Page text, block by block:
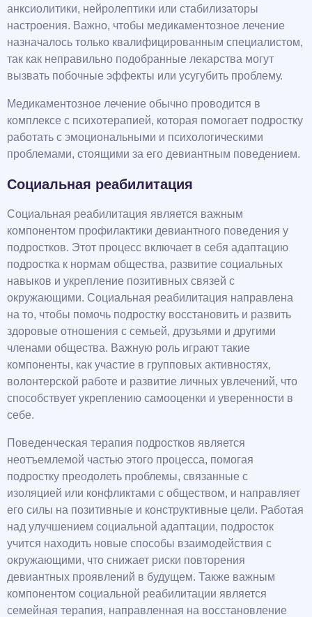
анксиолитики, нейролептики или стабилизаторы
настроения. Важно, чтобы медикаментозное лечение
назначалось только квалифицированным специалистом,
так как неправильно подобранные лекарства могут
вызвать побочные эффекты или усугубить проблему.
Медикаментозное лечение обычно проводится в
комплексе с психотерапией, которая помогает подростку
работать с эмоциональными и психологическими
проблемами, стоящими за его девиантным поведением.
Социальная реабилитация
Социальная реабилитация является важным
компонентом профилактики девиантного поведения у
подростков. Этот процесс включает в себя адаптацию
подростка к нормам общества, развитие социальных
навыков и укрепление позитивных связей с
окружающими. Социальная реабилитация направлена
на то, чтобы помочь подростку восстановить и развить
здоровые отношения с семьей, друзьями и другими
членами общества. Важную роль играют такие
компоненты, как участие в групповых активностях,
волонтерской работе и развитие личных увлечений, что
способствует укреплению самооценки и уверенности в
себе.
Поведенческая терапия подростков является
неотъемлемой частью этого процесса, помогая
подростку преодолеть проблемы, связанные с
изоляцией или конфликтами с обществом, и направляет
его силы на позитивные и конструктивные цели. Работая
над улучшением социальной адаптации, подросток
учится находить новые способы взаимодействия с
окружающими, что снижает риски повторения
девиантных проявлений в будущем. Также важным
компонентом социальной реабилитации является
семейная терапия, направленная на восстановление